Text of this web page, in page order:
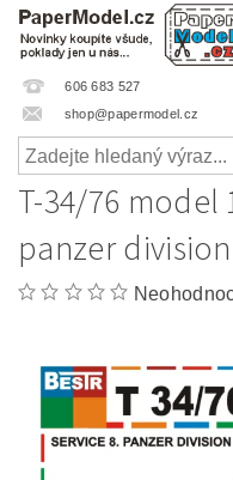
606 683 527
shop@papermodel.cz
T-34/76 model
panzer division